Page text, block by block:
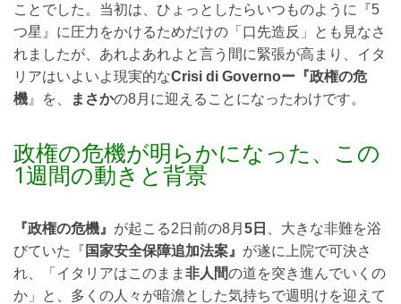
ことでした。当初は、ひょっとしたらいつものように『5
つ星』に圧力をかけるためだけの「口先造反」とも見なさ
れましたが、あれよあれよと言う間に緊張が高まり、イタ
リアはいよいよ現実的なCrisi di Governoー『政権の危
機 』を、 まさかの8月に迎えることになったわけです。
政権の危機が明らかになった、この
1週間の動きと背景
『政権の危機』 が起こる2日前の8月 5日
、大きな非難を浴
びていた『 国家安全保障追加法案』 が遂に上院で可決さ
れ、「イタリアはこのまま 非人間の道を突き進んでいくの
か」と、多くの人々が暗澹とした気持ちで週明けを迎えて